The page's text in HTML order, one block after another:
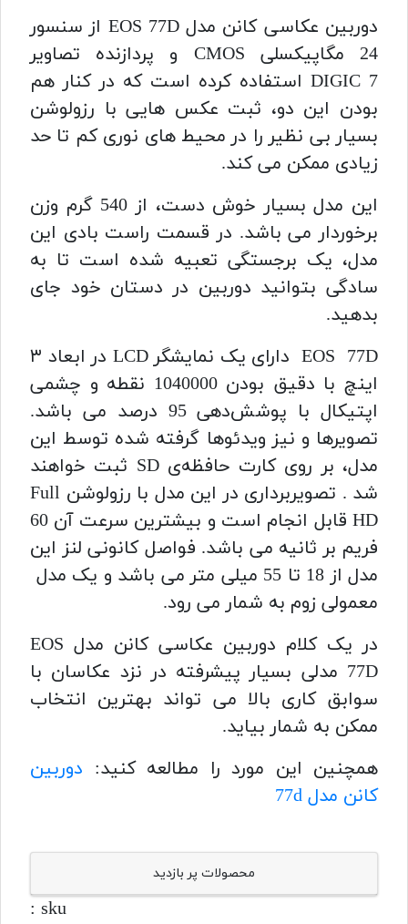
دوربین عکاسی کانن مدل EOS 77D از سنسور
24 مگاپیکسلی CMOS و پردازنده تصاویر
DIGIC 7 استفاده کرده است که در کنار هم
بودن این دو، ثبت عکس هایی با رزولوشن
بسیار بی نظیر را در محیط های نوری کم تا حد
زیادی ممکن می کند.
این مدل بسیار خوش‌ دست، از 540 گرم وزن
برخوردار می باشد. در قسمت راست بادی این
مدل، یک برجستگی تعبیه شده است تا به
سادگی بتوانید دوربین در دستان خود جای
بدهید.
EOS 77D دارای یک نمایشگر LCD در ابعاد ۳
اینچ با دقیق بودن 1040000 نقطه و چشمی
اپتیکال با پوشش‌دهی 95 درصد می باشد.
تصویرها و نیز ویدئوها گرفته شده توسط این
مدل، بر روی کارت حافظه‌ی SD ثبت خواهند
شد . تصویربرداری در این مدل با رزولوشن Full
HD قابل انجام است و بیشترین سرعت آن 60
فریم بر ثانیه می باشد. فواصل کانونی لنز این
مدل از 18 تا 55 میلی‌ متر می باشد و یک مدل
معمولی زوم به شمار می رود.
در یک کلام دوربین عکاسی کانن مدل EOS
77D مدلی بسیار پیشرفته در نزد عکاسان با
سوابق کاری بالا می تواند بهترین انتخاب
ممکن به شمار بیاید.
همچنین این مورد را مطالعه کنید: دوربین
کانن مدل 77d
محصولات پر بازدید
sku :